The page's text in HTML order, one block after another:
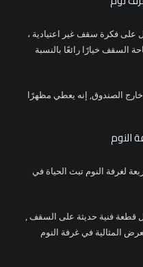
فكرة سقف غير اعتيادية ،
السقف خيارًا رائعًا بالنسبة
الصندوق, إنه يعطي مظهرًا
النوم
لغرفة النوم تبث الحياة في
قطعة فنية حديثة على السقف ,
المثالية في غرفة النوم